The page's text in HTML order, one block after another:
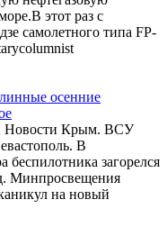
этот раз с
самолетного типа FP-
осенние
Крым. ВСУ
В
беспилотника загорелся
Минпросвещения
на новый